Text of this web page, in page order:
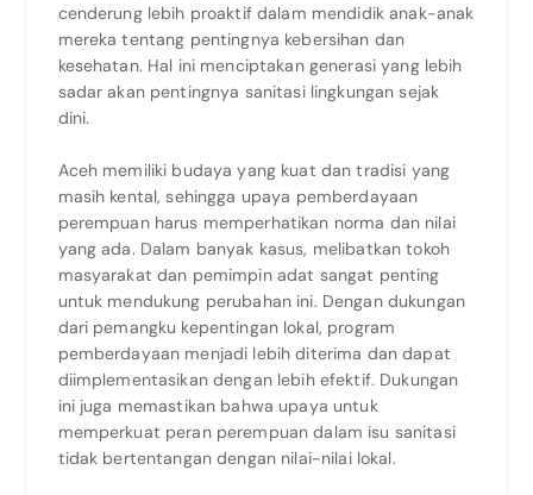
cenderung lebih proaktif dalam mendidik anak-anak
mereka tentang pentingnya kebersihan dan
kesehatan. Hal ini menciptakan generasi yang lebih
sadar akan pentingnya sanitasi lingkungan sejak
dini.
Aceh memiliki budaya yang kuat dan tradisi yang
masih kental, sehingga upaya pemberdayaan
perempuan harus memperhatikan norma dan nilai
yang ada. Dalam banyak kasus, melibatkan tokoh
masyarakat dan pemimpin adat sangat penting
untuk mendukung perubahan ini. Dengan dukungan
dari pemangku kepentingan lokal, program
pemberdayaan menjadi lebih diterima dan dapat
diimplementasikan dengan lebih efektif. Dukungan
ini juga memastikan bahwa upaya untuk
memperkuat peran perempuan dalam isu sanitasi
tidak bertentangan dengan nilai-nilai lokal.